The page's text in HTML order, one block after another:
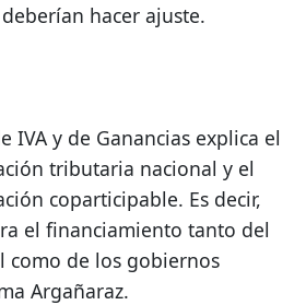
hacer ajuste.
IVA y de Ganancias explica el
tributaria nacional y el
coparticipable. Es decir,
el financiamiento tanto del
como de los gobiernos
Argañaraz.